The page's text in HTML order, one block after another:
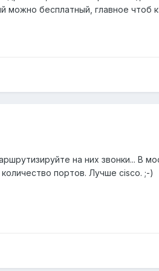
бесплатный, главное чтоб
на них звонки... В
портов. Лучше cisco. ;-)